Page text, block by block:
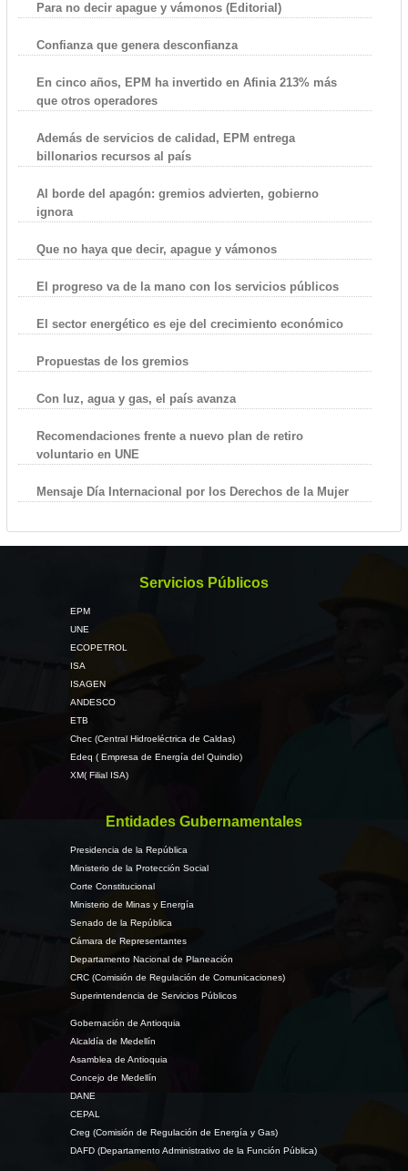
Para no decir apague y vámonos (Editorial)
Confianza que genera desconfianza
En cinco años, EPM ha invertido en Afinia 213% más
que otros operadores
Además de servicios de calidad, EPM entrega
billonarios recursos al país
Al borde del apagón: gremios advierten, gobierno
ignora
Que no haya que decir, apague y vámonos
El progreso va de la mano con los servicios públicos
El sector energético es eje del crecimiento económico
Propuestas de los gremios
Con luz, agua y gas, el país avanza
Recomendaciones frente a nuevo plan de retiro
voluntario en UNE
Mensaje Día Internacional por los Derechos de la Mujer
Servicios Públicos
EPM
UNE
ECOPETROL
ISA
ISAGEN
ANDESCO
ETB
Chec (Central Hidroeléctrica de Caldas)
Edeq ( Empresa de Energía del Quindio)
XM( Filial ISA)
Entidades Gubernamentales
Presidencia de la República
Ministerio de la Protección Social
Corte Constitucional
Ministerio de Minas y Energía
Senado de la República
Cámara de Representantes
Departamento Nacional de Planeación
CRC (Comisión de Regulación de Comunicaciones)
Superintendencia de Servicios Públicos
Gobernación de Antioquia
Alcaldía de Medellín
Asamblea de Antioquia
Concejo de Medellín
DANE
CEPAL
Creg (Comisión de Regulación de Energía y Gas)
DAFD (Departamento Administrativo de la Función Pública)